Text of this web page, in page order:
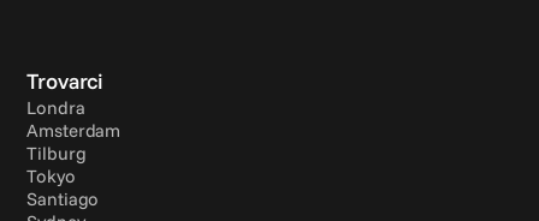
Trovarci
Londra
Amsterdam
Tilburg
Tokyo
Santiago